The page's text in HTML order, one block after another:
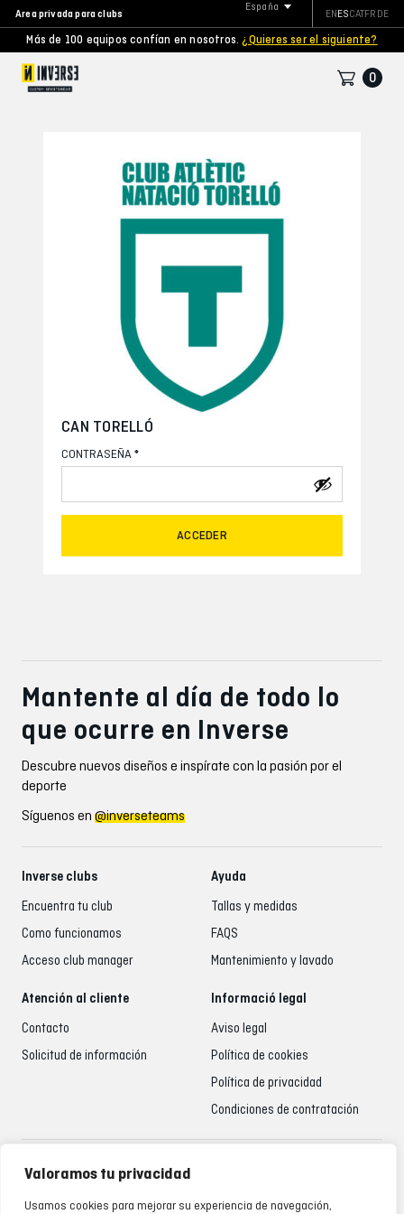
Valoramos tu privacidad
Usamos cookies para mejorar su experiencia de navegación,
Area privada para clubs
Más de 100 equipos confían en nosotros.¿Quieres ser el siguiente?
España
ENESCATFR DE
0
CAN TORELLÓ
CONTRASEÑA *
ACCEDER
Mantente al día de todo lo
que ocurre en Inverse
Descubre nuevos diseños e inspírate con la pasión por el
deporte
Síguenos en @inverseteams
Inverse clubs
Encuentra tu club
Como funcionamos
Acceso club manager
Ayuda
Tallas y medidas
FAQS
Mantenimiento y lavado
Atención al cliente
Contacto
Solicitud de información
Informació legal
Aviso legal
Política de cookies
Política de privacidad
Condiciones de contratación
Atención al cliente